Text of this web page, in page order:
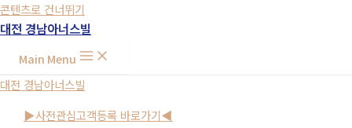
콘텐츠로 건너뛰기
대전 경남아너스빌
Main Menu
대전 경남아너스빌
▶사전관심고객등록 바로가기◀